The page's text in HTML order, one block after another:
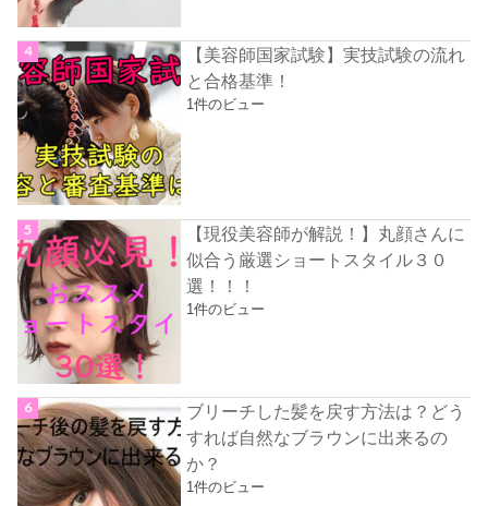
【美容師国家試験】実技試験の流れ
と合格基準！
1件のビュー
【現役美容師が解説！】丸顔さんに
似合う厳選ショートスタイル３０
選！！！
1件のビュー
ブリーチした髪を戻す方法は？どう
すれば自然なブラウンに出来るの
か？
1件のビュー